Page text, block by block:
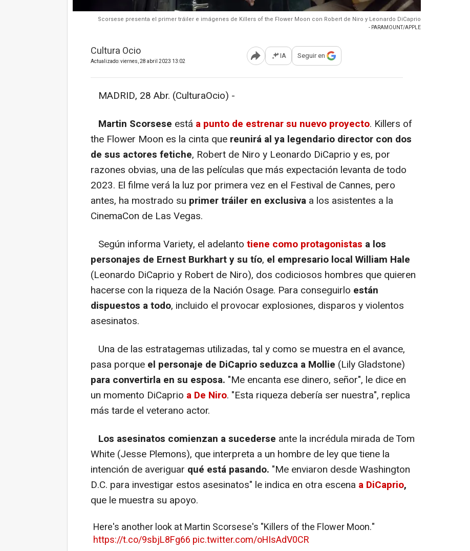
Scorsese presenta el primer tráiler e imágenes de Killers of the Flower Moon con Robert de Niro y Leonardo DiCaprio
- PARAMOUNT/APPLE
Cultura Ocio
Actualizado: viernes, 28 abril 2023 13:02 Abrir opciones para compartir
IA Seguir en
MADRID, 28 Abr. (CulturaOcio) -
Martin Scorsese está a punto de estrenar su nuevo proyecto. Killers of
the Flower Moon es la cinta que reunirá al ya legendario director con dos
de sus actores fetiche, Robert de Niro y Leonardo DiCaprio y es, por
razones obvias, una de las películas que más expectación levanta de todo
2023. El filme verá la luz por primera vez en el Festival de Cannes, pero
antes, ha mostrado su primer tráiler en exclusiva a los asistentes a la
CinemaCon de Las Vegas.
Según informa Variety, el adelanto tiene como protagonistas a los
personajes de Ernest Burkhart y su tío, el empresario local William Hale
(Leonardo DiCaprio y Robert de Niro), dos codiciosos hombres que quieren
hacerse con la riqueza de la Nación Osage. Para conseguirlo están
dispuestos a todo, incluido el provocar explosiones, disparos y violentos
asesinatos.
Una de las estratagemas utilizadas, tal y como se muestra en el avance,
pasa porque el personaje de DiCaprio seduzca a Mollie (Lily Gladstone)
para convertirla en su esposa. "Me encanta ese dinero, señor", le dice en
un momento DiCaprio a De Niro. "Esta riqueza debería ser nuestra", replica
más tarde el veterano actor.
Los asesinatos comienzan a sucederse ante la incrédula mirada de Tom
White (Jesse Plemons), que interpreta a un hombre de ley que tiene la
intención de averiguar qué está pasando. "Me enviaron desde Washington
D.C. para investigar estos asesinatos" le indica en otra escena a DiCaprio,
que le muestra su apoyo.
Here's another look at Martin Scorsese's "Killers of the Flower Moon."
https://t.co/9sbjL8Fg66 pic.twitter.com/oHIsAdV0CR